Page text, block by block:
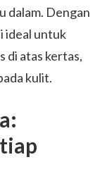
dalam. Dengan
ideal untuk
di atas kertas,
kulit.